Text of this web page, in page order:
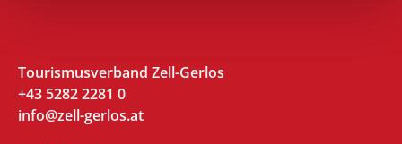
Tourismusverband Zell-Gerlos
+43 5282 2281 0
info@zell-gerlos.at